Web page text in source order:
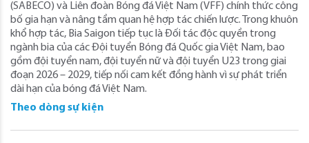
(SABECO) và Liên đoàn Bóng đá Việt Nam (VFF) chính thức công
bố gia hạn và nâng tầm quan hệ hợp tác chiến lược. Trong khuôn
khổ hợp tác, Bia Saigon tiếp tục là Đối tác độc quyền trong
ngành bia của các Đội tuyển Bóng đá Quốc gia Việt Nam, bao
gồm đội tuyển nam, đội tuyển nữ và đội tuyển U23 trong giai
đoạn 2026 – 2029, tiếp nối cam kết đồng hành vì sự phát triển
dài hạn của bóng đá Việt Nam.
Theo dòng sự kiện